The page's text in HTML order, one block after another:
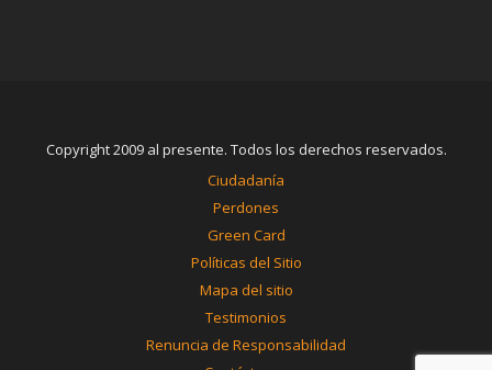
Copyright 2009 al presente. Todos los derechos reservados.
Ciudadanía
Perdones
Green Card
Políticas del Sitio
Mapa del sitio
Testimonios
Renuncia de Responsabilidad